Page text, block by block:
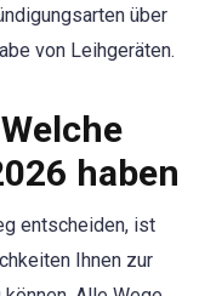
über
von Leihgeräten.
haben
entscheiden, ist
Ihnen zur